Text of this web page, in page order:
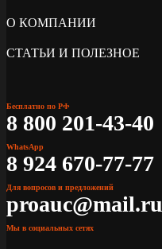
О КОМПАНИИ
СТАТЬИ И ПОЛЕЗНОЕ
Бесплатно по РФ
8 800 201-43-40
WhatsApp
8 924 670-77-77
Для вопросов и предложений
proauc@mail.ru
Мы в социальных сетях